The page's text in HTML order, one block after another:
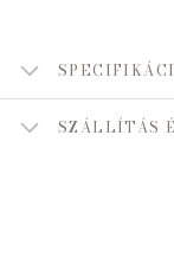
SZÁLLÍTÁS